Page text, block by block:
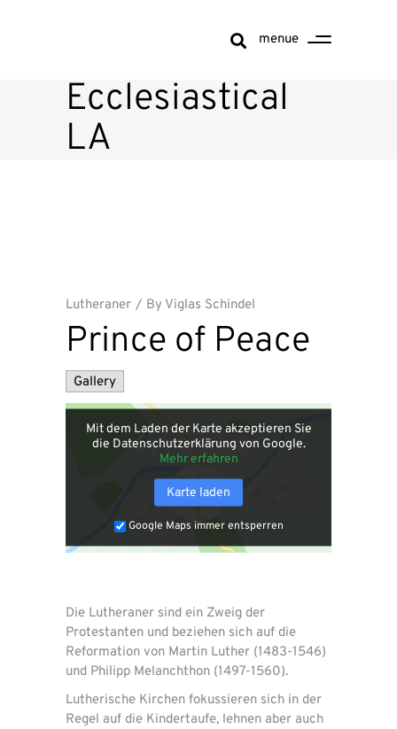
menue
Ecclesiastical
LA
Lutheraner By Viglas Schindel
Prince of Peace
Gallery
Mit dem Laden der Karte akzeptieren Sie
die Datenschutzerklärung von Google.
Mehr erfahren
Karte laden
Google Maps immer entsperren
Die Lutheraner sind ein Zweig der
Protestanten und beziehen sich auf die
Reformation von Martin Luther (1483-1546)
und Philipp Melanchthon (1497-1560).
Lutherische Kirchen fokussieren sich in der
Regel auf die Kindertaufe, lehnen aber auch